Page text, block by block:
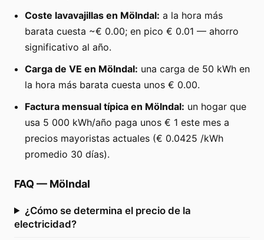
Coste lavavajillas en Mölndal: a la hora más
barata cuesta ~€ 0.00; en pico € 0.01 — ahorro
significativo al año.
Carga de VE en Mölndal: una carga de 50 kWh en
la hora más barata cuesta unos € 0.00.
Factura mensual típica en Mölndal: un hogar que
usa 5 000 kWh/año paga unos € 1 este mes a
precios mayoristas actuales (€ 0.0425 /kWh
promedio 30 días).
FAQ — Mölndal
¿Cómo se determina el precio de la
electricidad?